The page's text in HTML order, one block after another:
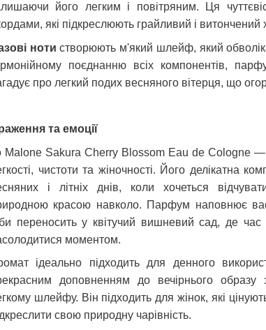
його легким і повітряним. Ця
які підкреслюють грайливий і витончений
ноти створюють м'який шлейф, який
поєднанню всіх компонентів,
про легкий подих весняного вітерця, що
та емоції
Malone Sakura Cherry Blossom Eau de Cologne —
чистоти та жіночності. Його делікатна
і літніх днів, коли хочеться
красою навколо. Парфум наповнює вас
переносить у квітучий вишневий сад, де
моментом.
ідеально підходить для денного
доповненням до вечірнього образу
шлейфу. Він підходить для жінок, які
свою природну чарівність.